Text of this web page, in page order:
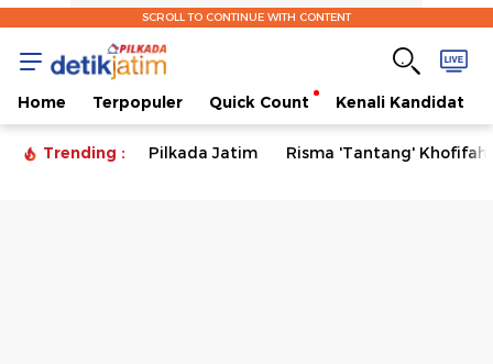
SCROLL TO CONTINUE WITH CONTENT
Home Terpopuler Quick Count Kenali Kandidat
Trending : Pilkada Jatim Risma 'Tantang' Khofifah